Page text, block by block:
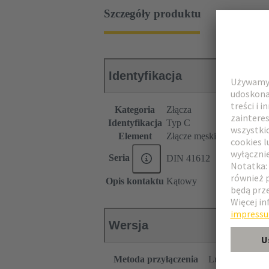
Szczegóły produktu
Identyfikacja
Kategoria
Złącza
Identyfikacja Typ C
Element
Złącze męskie
Seria DIN 41612
Opis kontaktu Kątowy
Wersja
Metoda przyłączenia
Lutowane na